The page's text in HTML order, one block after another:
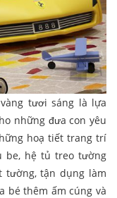
tươi sáng là lựa
những đưa con yêu
hoạ tiết trang trí
be, hệ tủ treo tường
tường, tận dụng làm
bé thêm ấm cúng và